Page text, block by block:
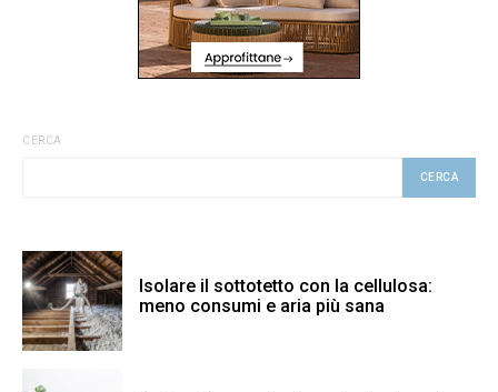
CERCA
CERCA
Isolare il sottotetto con la cellulosa:
meno consumi e aria più sana